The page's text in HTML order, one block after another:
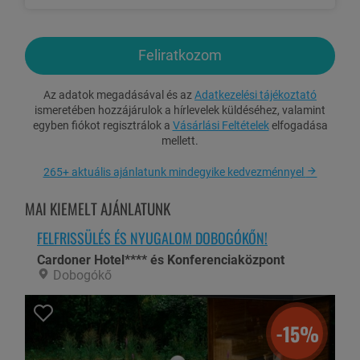
Zárt parkoló használat: 2.500 Ft/szgk/nap
Idegenforgalmi adó: 700 Ft/fő/éj (18 éves kortól)
hogy a legkésőbbi érkezés időpontja 14 óra, későbbi érkezés
esetén kérjük telefonon jelezze, különben a foglalás törlődik!
Későbbi érkezésnél és elutazásnál a szálláshely felárat számol
ÉRVÉNYESSÉG ÉS FIZETÉS
Az utalvány felhasználható: 2025. december 20-ig kizárólag pénteki
érkezéssel. Főszezonban (2025.06.26.-08.30.) felár ellenében, a
szabad helyek függvényében, a szálláshellyel előre egyeztetett
időpontban, írásos visszaigazolás alapján. Az utalvány
felár ellenében.
Az ajánlat lefoglalása után 5 napon belül a teljes vételárat ki kell
Feliratkozom
Az adatok megadásával és az Adatkezelési tájékoztató
ismeretében hozzájárulok a hírlevelek küldéséhez, valamint
egyben fiókot regisztrálok a Vásárlási Feltételekelfogadása
mellett.
265+ aktuális ajánlatunk mindegyike kedvezménnyel
MAI KIEMELT AJÁNLATUNK
FELFRISSÜLÉS ÉS NYUGALOM DOBOGÓKŐN!
Cardoner Hotel**** és Konferenciaközpont
Dobogókő
-15%